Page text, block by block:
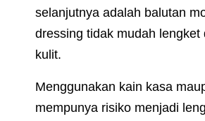
selanjutnya adalah balutan
dressing tidak mudah lengket
kulit.
Menggunakan kain kasa
mempunya risiko menjadi